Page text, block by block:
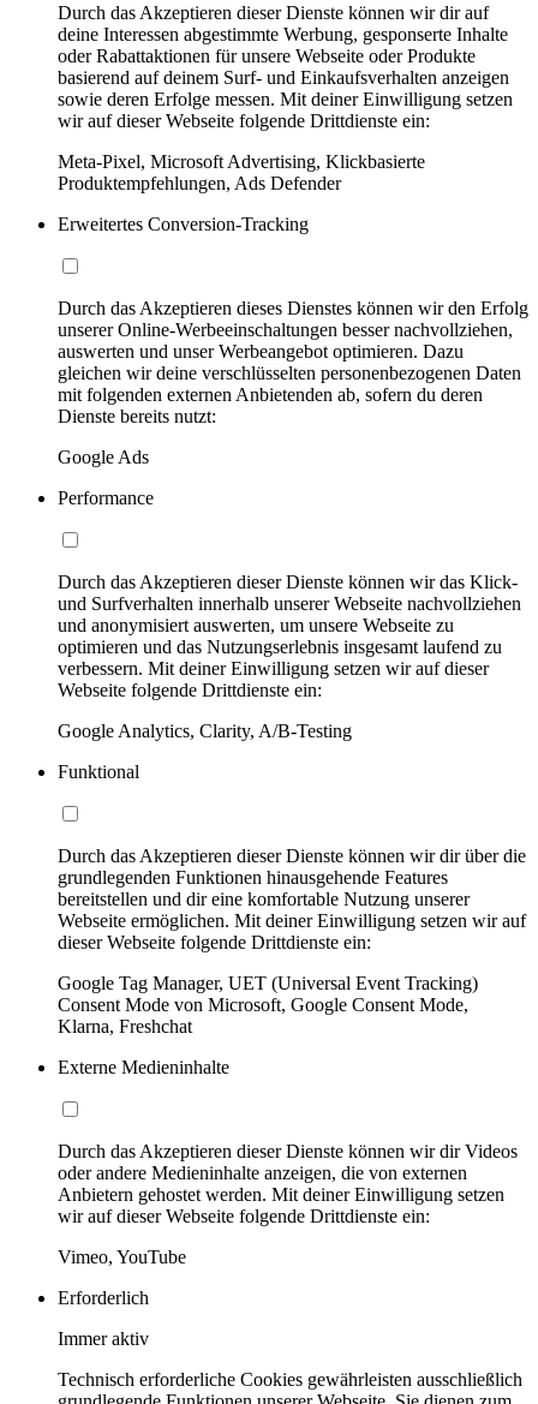
Durch das Akzeptieren dieser Dienste können wir dir auf
deine Interessen abgestimmte Werbung, gesponserte Inhalte
oder Rabattaktionen für unsere Webseite oder Produkte
basierend auf deinem Surf- und Einkaufsverhalten anzeigen
sowie deren Erfolge messen. Mit deiner Einwilligung setzen
wir auf dieser Webseite folgende Drittdienste ein:
Meta-Pixel, Microsoft Advertising, Klickbasierte
Produktempfehlungen, Ads Defender
Erweitertes Conversion-Tracking
Durch das Akzeptieren dieses Dienstes können wir den Erfolg
unserer Online-Werbeeinschaltungen besser nachvollziehen,
auswerten und unser Werbeangebot optimieren. Dazu
gleichen wir deine verschlüsselten personenbezogenen Daten
mit folgenden externen Anbietenden ab, sofern du deren
Dienste bereits nutzt:
Google Ads
Performance
Durch das Akzeptieren dieser Dienste können wir das Klick-
und Surfverhalten innerhalb unserer Webseite nachvollziehen
und anonymisiert auswerten, um unsere Webseite zu
optimieren und das Nutzungserlebnis insgesamt laufend zu
verbessern. Mit deiner Einwilligung setzen wir auf dieser
Webseite folgende Drittdienste ein:
Google Analytics, Clarity, A/B-Testing
Funktional
Durch das Akzeptieren dieser Dienste können wir dir über die
grundlegenden Funktionen hinausgehende Features
bereitstellen und dir eine komfortable Nutzung unserer
Webseite ermöglichen. Mit deiner Einwilligung setzen wir auf
dieser Webseite folgende Drittdienste ein:
Google Tag Manager, UET (Universal Event Tracking)
Consent Mode von Microsoft, Google Consent Mode,
Klarna, Freshchat
Externe Medieninhalte
Durch das Akzeptieren dieser Dienste können wir dir Videos
oder andere Medieninhalte anzeigen, die von externen
Anbietern gehostet werden. Mit deiner Einwilligung setzen
wir auf dieser Webseite folgende Drittdienste ein:
Vimeo, YouTube
Erforderlich
Immer aktiv
Technisch erforderliche Cookies gewährleisten ausschließlich